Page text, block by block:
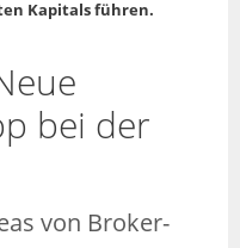
Kapitals führen.
bei der
von Broker-